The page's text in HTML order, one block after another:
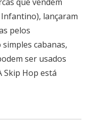
que vendem
lançaram
pelos
cabanas,
ser usados
Skip Hop está